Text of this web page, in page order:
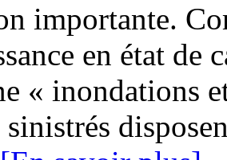
importante.
en état de
« inondations